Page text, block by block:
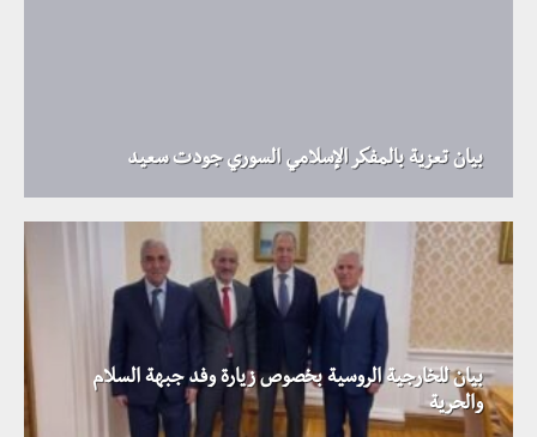
بيان تعزية بالمفكر الإسلامي السوري جودت سعيد
بيان للخارجية الروسية بخصوص زيارة وفد جبهة السلام
والحرية